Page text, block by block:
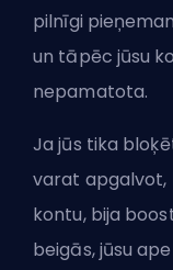
pilnīgi
un tāpēc jūsu
nepamatota.
Ja jūs tika
varat apgalvot,
kontu, bija
beigās, jūsu